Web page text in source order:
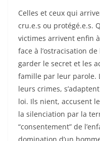
Celles et ceux qui
cru.e.s ou protégé.e.s.
victimes arrivent enfin
face à l’ostracisation
garder le secret et les
famille par leur parole.
leurs crimes,
loi. Ils nient, accusent
la silenciation par la
“consentement” de